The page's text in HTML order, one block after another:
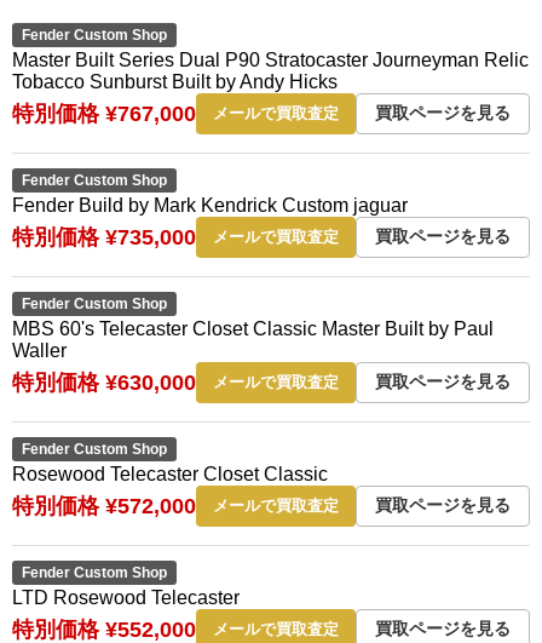
Fender Custom Shop
Master Built Series Dual P90 Stratocaster Journeyman Relic
Tobacco Sunburst Built by Andy Hicks
特別価格 ¥767,000 メールで買取査定 買取ページを見る
Fender Custom Shop
Fender Build by Mark Kendrick Custom jaguar
特別価格 ¥735,000 メールで買取査定 買取ページを見る
Fender Custom Shop
MBS 60's Telecaster Closet Classic Master Built by Paul
Waller
特別価格 ¥630,000 メールで買取査定 買取ページを見る
Fender Custom Shop
Rosewood Telecaster Closet Classic
特別価格 ¥572,000 メールで買取査定 買取ページを見る
Fender Custom Shop
LTD Rosewood Telecaster
特別価格 ¥552,000 メールで買取査定 買取ページを見る